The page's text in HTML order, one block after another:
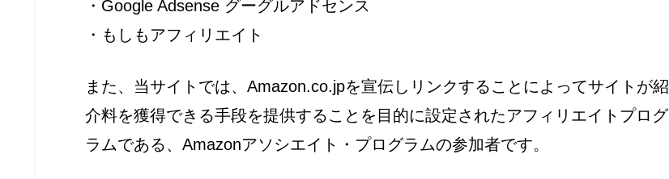
・Google Adsense グーグルアドセンス
・もしもアフィリエイト
また、当サイトでは、Amazon.co.jpを宣伝しリンクすることによってサイトが紹
介料を獲得できる手段を提供することを目的に設定されたアフィリエイトプログ
ラムである、Amazonアソシエイト・プログラムの参加者です。